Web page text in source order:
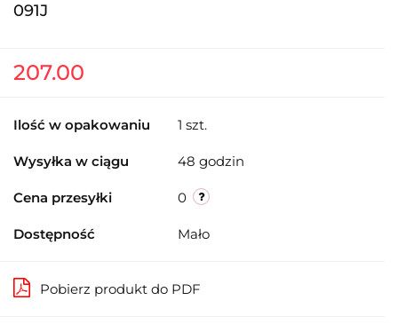
091J
207.00
Ilość w opakowaniu 1 szt.
Wysyłka w ciągu 48 godzin
Cena przesyłki 0
Dostępność Mało
Pobierz produkt do PDF